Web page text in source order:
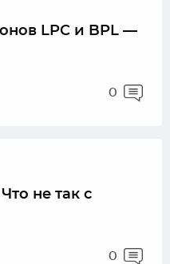
LPC и BPL —
0
не так с
0